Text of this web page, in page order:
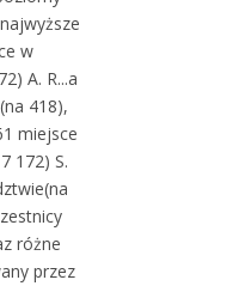
w
A. R...a
418),
miejsce
172) S.
różne
przez